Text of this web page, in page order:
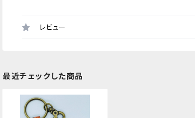
レビュー
最近チェックした商品